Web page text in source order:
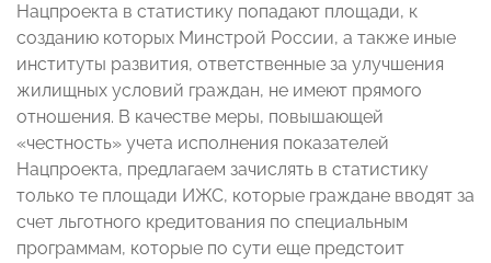
Нацпроекта в статистику попадают площади, к
созданию которых Минстрой России, а также иные
институты развития, ответственные за улучшения
жилищных условий граждан, не имеют прямого
отношения. В качестве меры, повышающей
«честность» учета исполнения показателей
Нацпроекта, предлагаем зачислять в статистику
только те площади ИЖС, которые граждане вводят за
счет льготного кредитования по специальным
программам, которые по сути еще предстоит